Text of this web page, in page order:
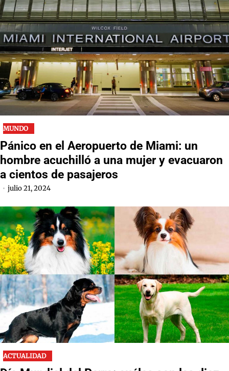
MUNDO
Pánico en el Aeropuerto de Miami: un
hombre acuchilló a una mujer y evacuaron
a cientos de pasajeros
julio 21, 2024
ACTUALIDAD